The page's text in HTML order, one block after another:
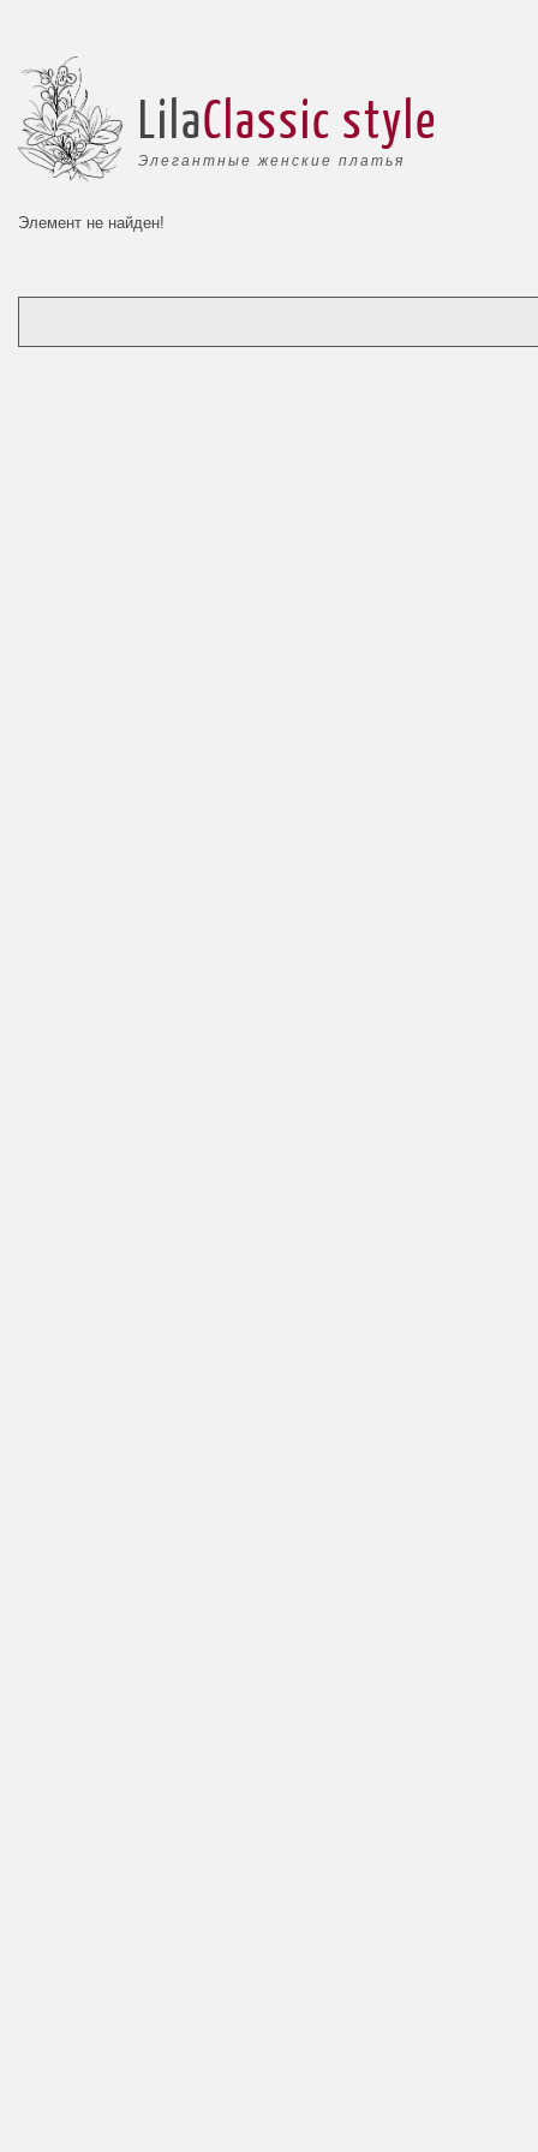
Элегантные женские платья
LilaClassic style
Элемент не найден!